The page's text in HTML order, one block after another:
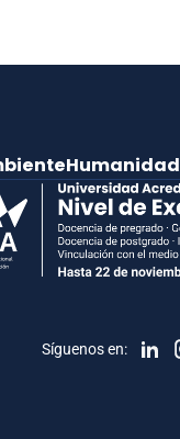
Síguenos en: